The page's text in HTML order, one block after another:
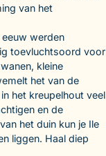
van het
werden
toevluchtsoord voor
kleine
het van de
het kreupelhout veel
en de
het duin kun je Ile
liggen. Haal diep